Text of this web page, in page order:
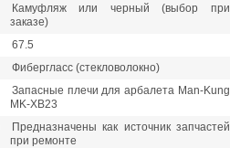
Камуфляж или черный (выбор при
заказе)
67.5
Фибергласс (стекловолокно)
Запасные плечи для арбалета Man-Kung
MK-XB23
Предназначены как источник запчастей
при ремонте